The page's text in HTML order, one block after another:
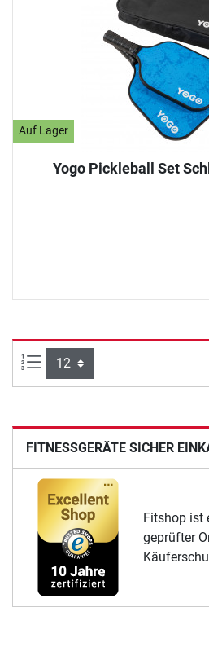
Auf Lager
Yogo Pickleball Set
Artikel pro Seite:
FITNESSGERÄTE SICHER
Fitshop ist
geprüfter